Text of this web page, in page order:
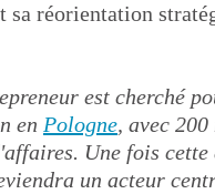
sa réorientation
est cherché
en Pologne, avec
Une fois cette
un acteur